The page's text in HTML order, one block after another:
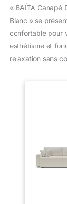
« BAÏTA Canapé
Blanc » se
confortable pour
esthétisme et
relaxation sans